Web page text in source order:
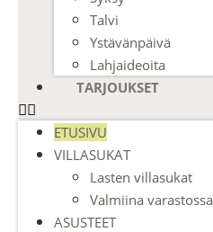
Talvi
Ystävänpäivä
Lahjaideoita
TARJOUKSET
ETUSIVU
VILLASUKAT
Lasten villasukat
Valmiina varastossa
ASUSTEET